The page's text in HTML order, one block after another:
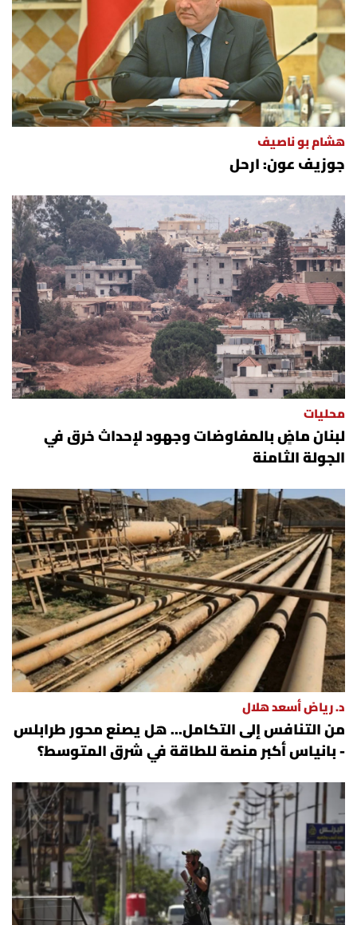
هشام بو ناصيف
جوزيف عون: ارحل
محليات
لبنان ماضٍ بالمفاوضات وجهود لإحداث خرق في
الجولة الثامنة
د. رياض أسعد هلال
من التنافس إلى التكامل... هل يصنع محور طرابلس
- بانياس أكبر منصة للطاقة في شرق المتوسط؟